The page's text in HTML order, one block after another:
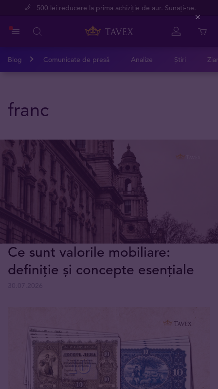
500 lei reducere la prima achiziție de aur. Sunați-ne.
Blog Comunicate de presă Analize Știri
franc
Ce sunt valorile mobiliare:
definiție și concepte esențiale
Close